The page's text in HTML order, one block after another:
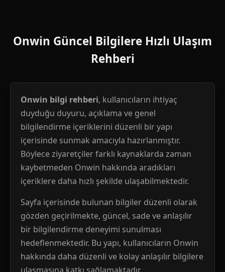
Onwin Güncel Bilgilere Hızlı Ulaşım
Rehberi
Onwin bilgi rehberi, kullanıcıların ihtiyaç
duyduğu duyuru, açıklama ve genel
bilgilendirme içeriklerini düzenli bir yapı
içerisinde sunmak amacıyla hazırlanmıştır.
Böylece ziyaretçiler farklı kaynaklarda zaman
kaybetmeden Onwin hakkında aradıkları
içeriklere daha hızlı şekilde ulaşabilmektedir.
Sayfa içerisinde bulunan bilgiler düzenli olarak
gözden geçirilmekte, güncel, sade ve anlaşılır
bir bilgilendirme deneyimi sunulması
hedeflenmektedir. Bu yapı, kullanıcıların Onwin
hakkında daha düzenli ve kolay anlaşılır bilgilere